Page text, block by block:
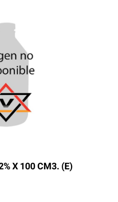
X 100 CM3. (E)